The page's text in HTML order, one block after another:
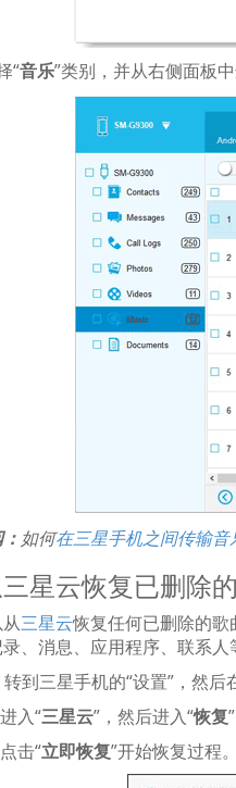
“音乐”类别，并从右侧面板
如何在三星手机之间传输音
星云恢复已删除
三星云恢复任何已删除的
、消息、应用程序、联系
转到三星手机的“设置”，然后
进入“三星云”，然后进入“恢复
点击“立即恢复”开始恢复过程。